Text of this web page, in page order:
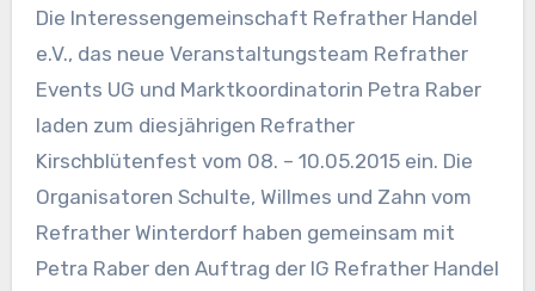
Die Interessengemeinschaft Refrather Handel
e.V., das neue Veranstaltungsteam Refrather
Events UG und Marktkoordinatorin Petra Raber
laden zum diesjährigen Refrather
Kirschblütenfest vom 08. – 10.05.2015 ein. Die
Organisatoren Schulte, Willmes und Zahn vom
Refrather Winterdorf haben gemeinsam mit
Petra Raber den Auftrag der IG Refrather Handel